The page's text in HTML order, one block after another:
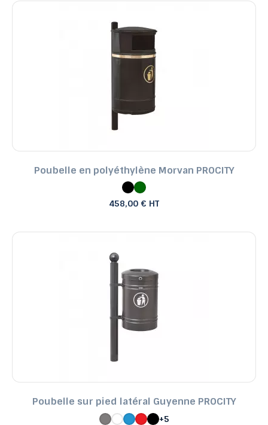
Poubelle en polyéthylène Morvan PROCITY
458,00 € HT
Poubelle sur pied latéral Guyenne PROCITY
+5